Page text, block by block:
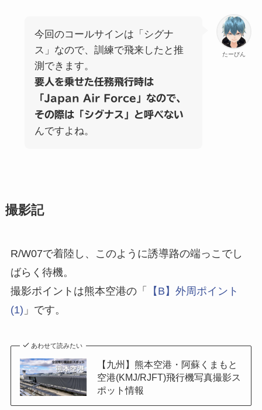
たーびん
今回のコールサインは「シグナ
ス」なので、訓練で飛来したと推
測できます。
要人を乗せた任務飛行時は
「Japan Air Force」なので、
その際は「シグナス」と呼べない
んですよね。
撮影記
R/W07で着陸し、このように誘導路の端っこでし
ばらく待機。
撮影ポイントは熊本空港の「
【B】外周ポイント
(1) 」です。
あわせて読みたい
【九州】熊本空港・阿蘇くまもと
空港(KMJ/RJFT)飛行機写真撮影ス
ポット情報